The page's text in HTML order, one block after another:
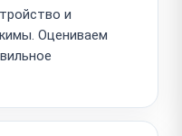
и
Оцениваем